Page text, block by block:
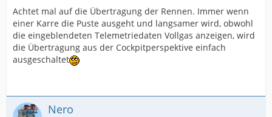
Achtet mal auf die Übertragung der Rennen. Immer wenn
einer Karre die Puste ausgeht und langsamer wird, obwohl
die eingeblendeten Telemetriedaten Vollgas anzeigen, wird
die Übertragung aus der Cockpitperspektive einfach
ausgeschaltet
Nero